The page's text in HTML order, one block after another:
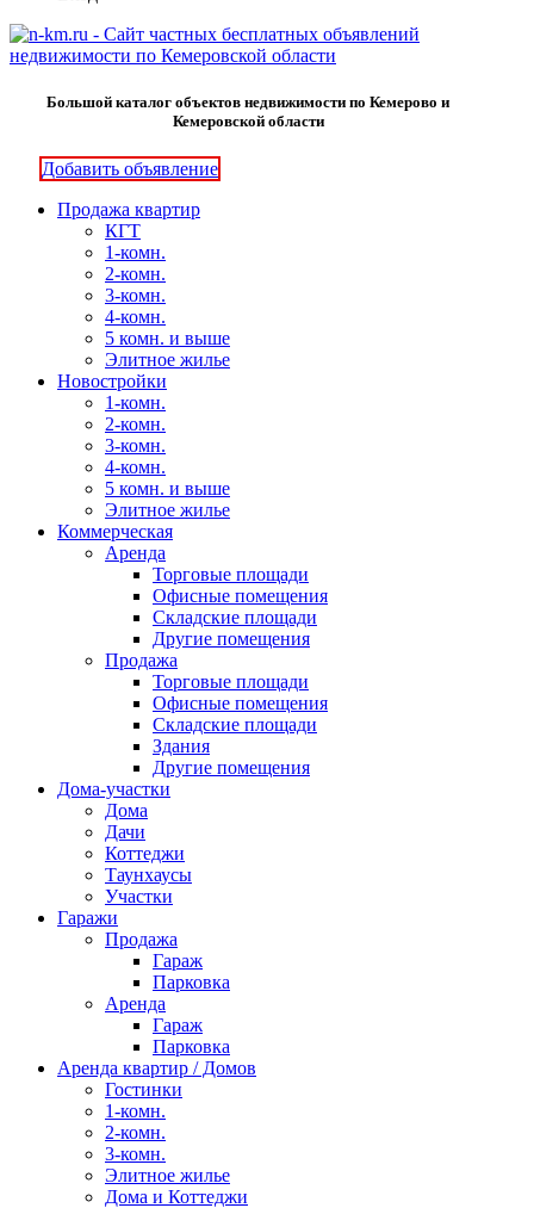
Большой каталог объектов недвижимости по Кемерово и
Кемеровской области
Добавить объявление
Продажа квартир
КГТ
1-комн.
2-комн.
3-комн.
4-комн.
5 комн. и выше
Элитное жилье
Новостройки
1-комн.
2-комн.
3-комн.
4-комн.
5 комн. и выше
Элитное жилье
Коммерческая
Аренда
Торговые площади
Офисные помещения
Складские площади
Другие помещения
Продажа
Торговые площади
Офисные помещения
Складские площади
Здания
Другие помещения
Дома-участки
Дома
Дачи
Коттеджи
Таунхаусы
Участки
Гаражи
Продажа
Гараж
Парковка
Аренда
Гараж
Парковка
Аренда квартир / Домов
Гостинки
1-комн.
2-комн.
3-комн.
Элитное жилье
Дома и Коттеджи